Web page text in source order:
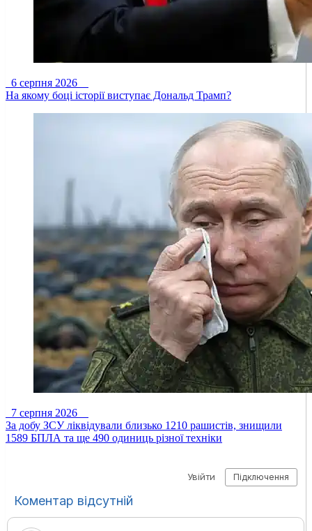
6 серпня 2026
На якому боці історії виступає Дональд Трамп?
7 серпня 2026
За добу ЗСУ ліквідували близько 1210 рашистів, знищили
1589 БПЛА та ще 490 одиниць різної техніки